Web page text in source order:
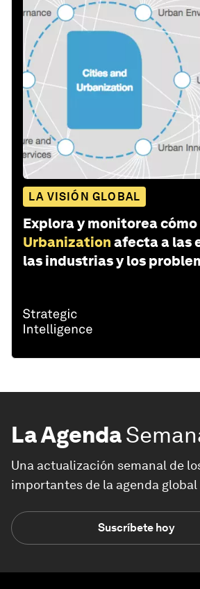
LA VISIÓN GLOBAL
Explora y monitorea cómo
Urbanization afecta a las
las industrias y los
La Agenda
Una actualización semanal de
importantes de la agenda global
Suscríbete hoy